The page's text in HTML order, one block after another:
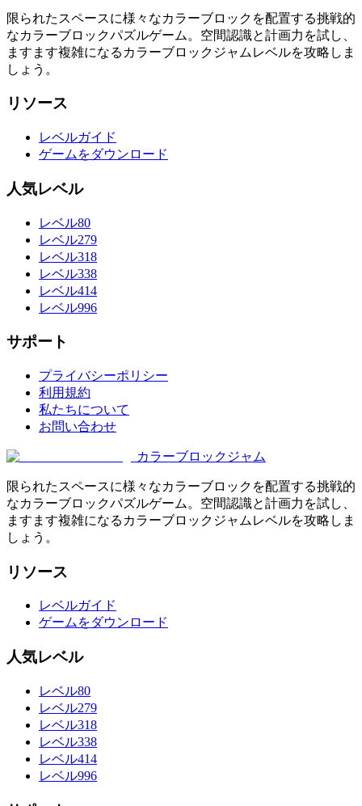
限られたスペースに様々なカラーブロックを配置する挑戦的
なカラーブロックパズルゲーム。空間認識と計画力を試し、
ますます複雑になるカラーブロックジャムレベルを攻略しま
しょう。
リソース
レベルガイド
ゲームをダウンロード
人気レベル
レベル80
レベル279
レベル318
レベル338
レベル414
レベル996
サポート
プライバシーポリシー
利用規約
私たちについて
お問い合わせ
カラーブロックジャム
限られたスペースに様々なカラーブロックを配置する挑戦的
なカラーブロックパズルゲーム。空間認識と計画力を試し、
ますます複雑になるカラーブロックジャムレベルを攻略しま
しょう。
リソース
レベルガイド
ゲームをダウンロード
人気レベル
レベル80
レベル279
レベル318
レベル338
レベル414
レベル996